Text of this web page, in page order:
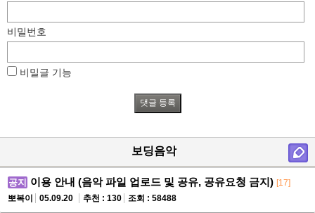
비밀번호
비밀글 기능
보딩음악
공지 이용 안내 (음악 파일 업로드 및 공유, 공유요청 금지) [17]
뽀복이
05.09.20 추천 : 130 조회 : 58488